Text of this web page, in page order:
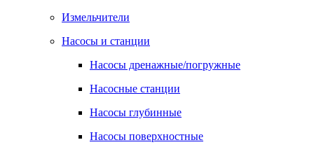
Измельчители
Насосы и станции
Насосы дренажные/погружные
Насосные станции
Насосы глубинные
Насосы поверхностные